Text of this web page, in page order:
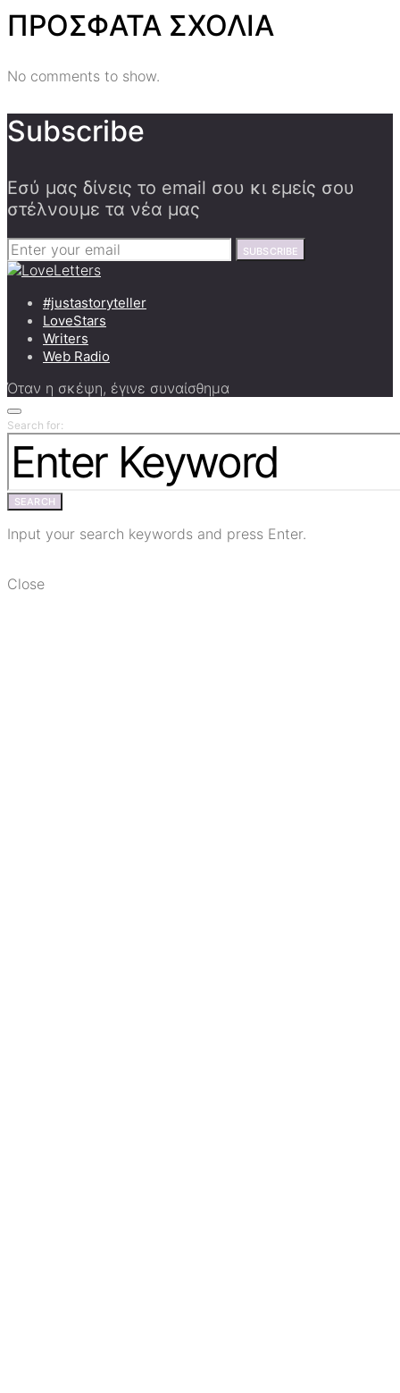
ΠΡΟΣΦΑΤΑ ΣΧΟΛΙΑ
No comments to show.
Subscribe
Εσύ μας δίνεις το email σου κι εμείς σου
στέλνουμε τα νέα μας
SUBSCRIBE
#justastoryteller
LoveStars
Writers
Web Radio
Όταν η σκέψη, έγινε συναίσθημα
Search for:
SEARCH
Input your search keywords and press Enter.
Close